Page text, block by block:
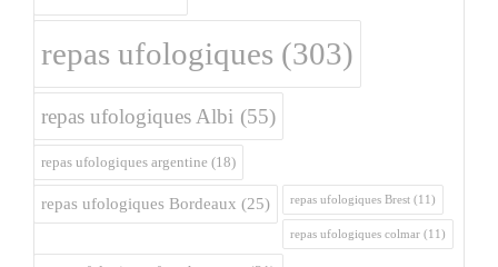
repas ufologiques (303)
repas ufologiques Albi (55)
repas ufologiques argentine (18)
repas ufologiques Bordeaux (25) repas ufologiques Brest (11)
repas ufologiques colmar (11)